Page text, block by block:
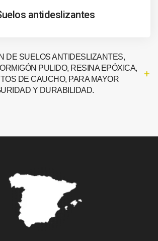
antideslizantes
DE SUELOS ANTIDESLIZANTES,
PULIDO, RESINA EPÓXICA,
DE CAUCHO, PARA MAYOR
Y DURABILIDAD.